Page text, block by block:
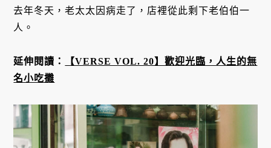
去年冬天，老太太因病走了，店裡從此剩下老伯伯一
人。
延伸閱讀：
【VERSE VOL. 20】歡迎光臨，人生的無
名小吃攤